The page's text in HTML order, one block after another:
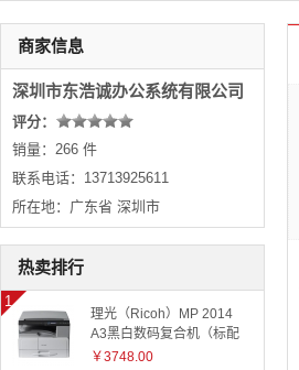
商家信息
深圳市东浩诚办公系统有限公司
评分：
销量：266 件
联系电话：13713925611
所在地：广东省 深圳市
热卖排行
理光（Ricoh）MP 2014
A3黑白数码复合机（标配
有线网络+国产工作台）
￥3748.00